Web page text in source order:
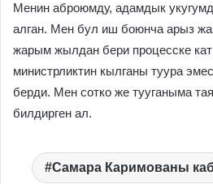
Менин аброюмду, адамдык
алган. Мен бул иш боюнча арыз
жарым жылдан бери процесске
министрликтин кылганы туура
берди. Мен сотко же тууганыма
билдирген ал.
Самара Каримованы